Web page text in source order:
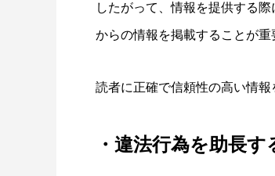
したがって、情報を提供する
からの情報を掲載することが重
読者に正確で信頼性の高い情報
・違法行為を助長